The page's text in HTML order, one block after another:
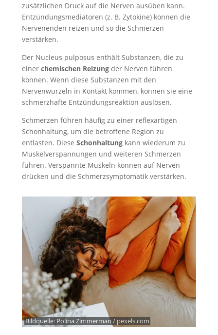
zusätzlichen Druck auf die Nerven ausüben kann.
Entzündungsmediatoren (z. B. Zytokine) können die
Nervenenden reizen und so die Schmerzen
verstärken.
Der Nucleus pulposus enthält Substanzen, die zu
einer chemischen Reizungder Nerven führen
können. Wenn diese Substanzen mit den
Nervenwurzeln in Kontakt kommen, können sie eine
schmerzhafte Entzündungsreaktion auslösen.
Schmerzen führen häufig zu einer reflexartigen
Schonhaltung, um die betroffene Region zu
entlasten. Diese Schonhaltungkann wiederum zu
Muskelverspannungen und weiteren Schmerzen
führen. Verspannte Muskeln können auf Nerven
drücken und die Schmerzsymptomatik verstärken.
Bildquelle: Polina Zimmerman / pexels.com